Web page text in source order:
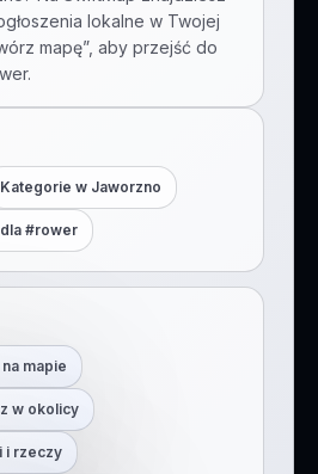
lokalne w Twojej
mapę”, aby przejść do
.
Kategorie w Jaworzno
#rower
mapie
w okolicy
i rzeczy